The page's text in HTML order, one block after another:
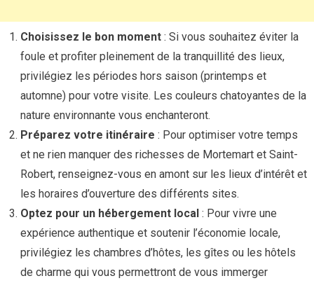
Choisissez le bon moment: Si vous souhaitez éviter la
foule et profiter pleinement de la tranquillité des lieux,
privilégiez les périodes hors saison (printemps et
automne) pour votre visite. Les couleurs chatoyantes de la
nature environnante vous enchanteront.
Préparez votre itinéraire : Pour optimiser votre temps
et ne rien manquer des richesses de Mortemart et Saint-
Robert, renseignez-vous en amont sur les lieux d’intérêt et
les horaires d’ouverture des différents sites.
Optez pour un hébergement local : Pour vivre une
expérience authentique et soutenir l’économie locale,
privilégiez les chambres d’hôtes, les gîtes ou les hôtels
de charme qui vous permettront de vous immerger